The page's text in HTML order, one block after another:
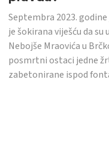
Septembra 2023.
je šokirana viješću da
Nebojše Mraovića u
posmrtni ostaci jedne
zabetonirane ispod